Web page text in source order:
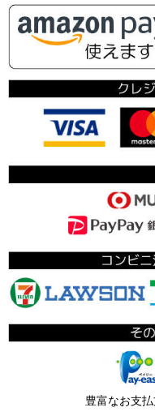
豊富なお支